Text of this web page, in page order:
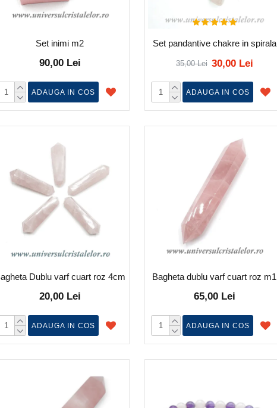
Set inimi m2
90,00 Lei
ADAUGA IN COS
Set pandantive chakre in spirala
30,00 Lei
35,00 Lei
ADAUGA IN COS
Dublu varf cuart roz 4cm
20,00 Lei
ADAUGA IN COS
Bagheta dublu varf cuart roz m1
65,00 Lei
ADAUGA IN COS